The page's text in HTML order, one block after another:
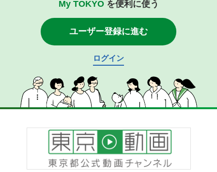
My TOKYOを便利に使う
ユーザー登録に進む
ログイン